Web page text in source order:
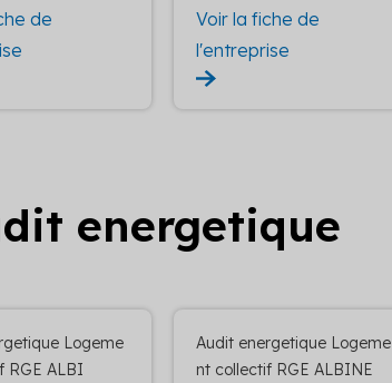
de
Voir la fiche de
l'entreprise
energetique
Logeme
RGE ALBI
Audit energetique Logeme
nt collectif RGE ALBINE